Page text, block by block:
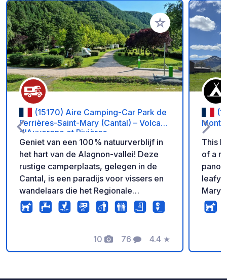
Voeg toe aan je
(15170) Aire Camping-Car Park de
Ferrières-Saint-Mary (Cantal) – Volcans
d'Auvergne et Rivières.
Geniet van een 100% natuurverblijf in
het hart van de Alagnon-vallei! Deze
rustige camperplaats, gelegen in de
Cantal, is een paradijs voor vissers en
wandelaars die het Regionale
Natuurpark van de Vulkanen van de
Auvergne willen ontdekken. Een oase
biedt kwaliteitsvoorzieningen met
elektriciteit op elke standplaats,
10
Foto's
76
Commentaren
4.4
Beoordeling
★
This
of a
leafy
Mary